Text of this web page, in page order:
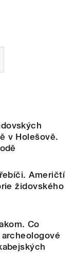
v Holešově.
Američtí
židovského
Co